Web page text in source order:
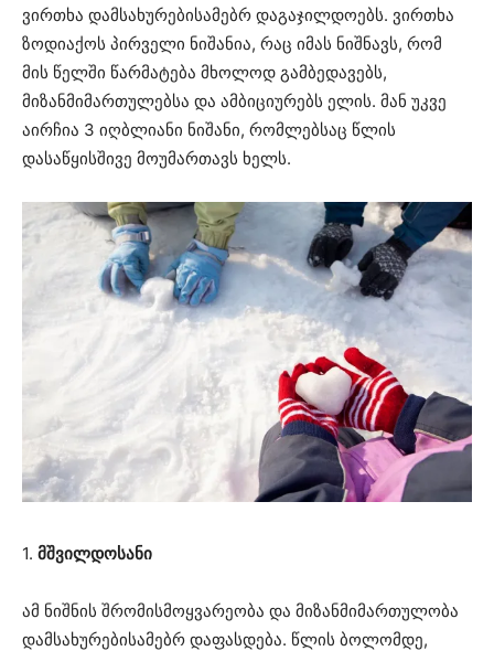
ვირთხა დამსახურებისამებრ დაგაჯილდოებს. ვირთხა
ზოდიაქოს პირველი ნიშანია, რაც იმას ნიშნავს, რომ
მის წელში წარმატება მხოლოდ გამბედავებს,
მიზანმიმართულებსა და ამბიციურებს ელის. მან უკვე
აირჩია 3 იღბლიანი ნიშანი, რომლებსაც წლის
დასაწყისშივე მოუმართავს ხელს.
1. მშვილდოსანი
ამ ნიშნის შრომისმოყვარეობა და მიზანმიმართულობა
დამსახურებისამებრ დაფასდება. წლის ბოლომდე,